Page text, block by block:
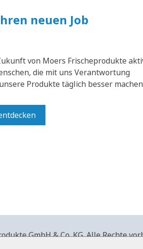
neuen Job
von Moers Frischeprodukte
die mit uns Verantwortung
Produkte täglich besser
GmbH & Co. KG. Alle Rechte